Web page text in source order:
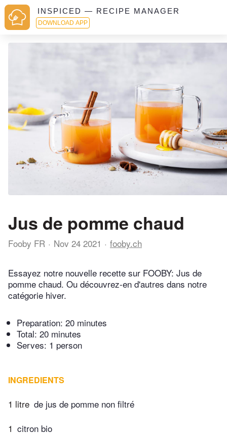
INSPICED — RECIPE MANAGER
DOWNLOAD APP
Jus de pomme chaud
Fooby FR Nov 24 2021 fooby.ch
Essayez notre nouvelle recette sur FOOBY: Jus de
pomme chaud. Ou découvrez-en d'autres dans notre
catégorie hiver.
Preparation: 20 minutes
Total: 20 minutes
Serves: 1 person
INGREDIENTS
1 litre de jus de pomme non filtré
1 citron bio